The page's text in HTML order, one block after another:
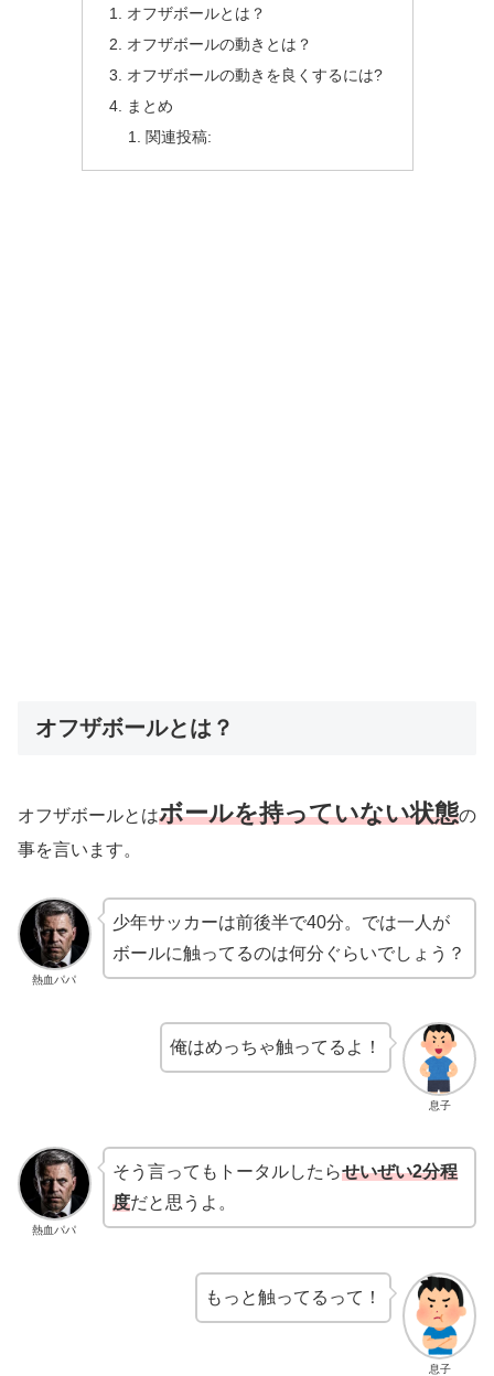
オフザボールとは？
オフザボールの動きとは？
オフザボールの動きを良くするには?
まとめ
関連投稿:
オフザボールとは？
オフザボールとはボールを持っていない状態の
事を言います。
熱血パパ
少年サッカーは前後半で40分。では一人が
ボールに触ってるのは何分ぐらいでしょう？
息子
俺はめっちゃ触ってるよ！
熱血パパ
そう言ってもトータルしたらせいぜい2分程
度だと思うよ。
息子
もっと触ってるって！